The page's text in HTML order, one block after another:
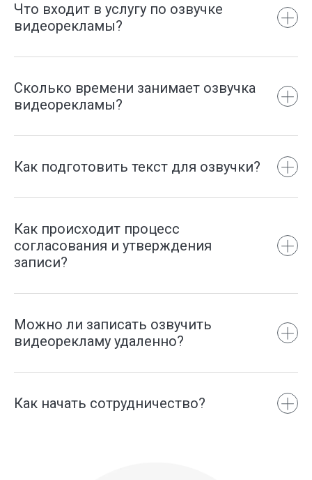
Что входит в услугу по озвучке
видеорекламы?
Сколько времени занимает озвучка
видеорекламы?
Как подготовить текст для озвучки?
Если задан четкий хронометраж
видеоролика или его частей —
проверьте
его в Хрономере
собственных в тексте
Как происходит процесс
согласования и утверждения
записи?
Можно ли записать озвучить
видеорекламу удаленно?
Как начать сотрудничество?